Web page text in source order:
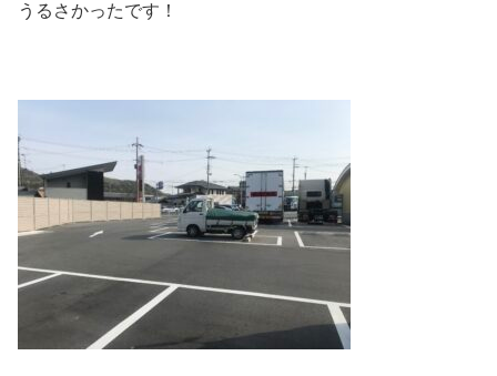
うるさかったです！